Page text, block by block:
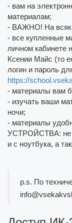
- вам на
материалам;
- ВАЖНО! На
- все купленные
личном кабинете
Ксении Майс (то
логин и пароль
https://
- материалы вам
- изучать ваши
ночи;
- материалы
УСТРОЙСТВА: не
и с ноутбука, а
p.s. По